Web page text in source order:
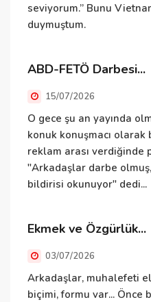
seviyorum.” Bunu
duymuştum.
ABD-FETÖ Darbesi...
15/07/2026
O gece şu an yayında
konuk konuşmacı
reklam arası verdiğinde
"Arkadaşlar darbe
bildirisi okunuyor" dedi...
Ekmek ve Özgürlük...
03/07/2026
Arkadaşlar, muhalefeti
biçimi, formu var...